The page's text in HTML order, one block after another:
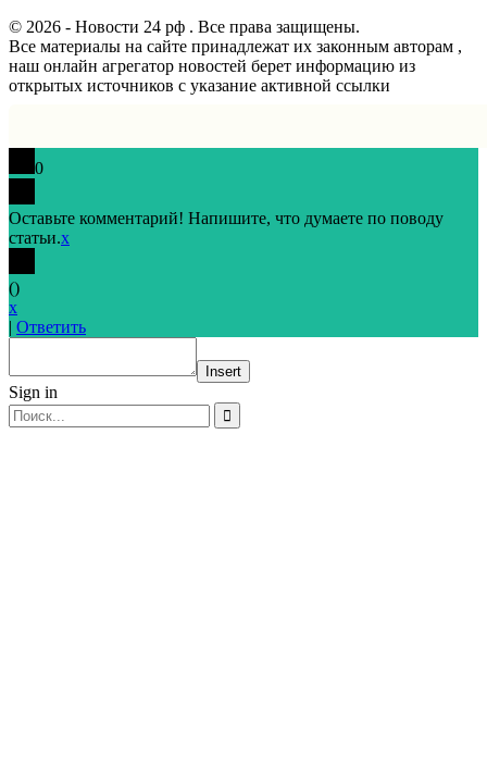
© 2026 - Новости 24 рф . Все права защищены.
Все материалы на сайте принадлежат их законным авторам ,
наш онлайн агрегатор новостей берет информацию из
открытых источников с указание активной ссылки
0
Оставьте комментарий! Напишите, что думаете по поводу
статьи.x
()
x
| Ответить
Insert
Sign in